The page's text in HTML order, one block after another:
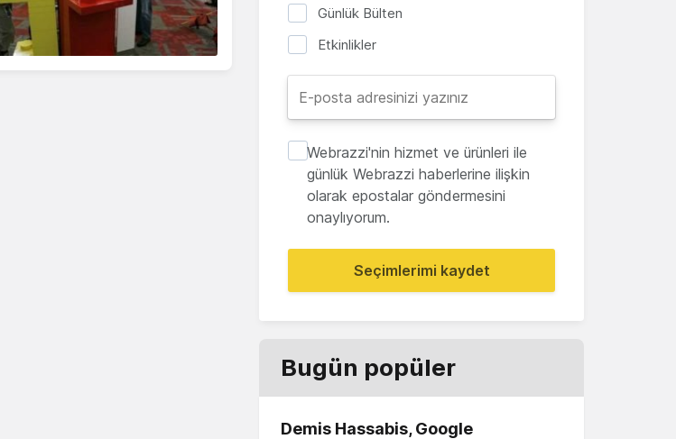
Günlük Bülten
Etkinlikler
Webrazzi'nin hizmet ve ürünleri ile
günlük Webrazzi haberlerine ilişkin
olarak epostalar göndermesini
onaylıyorum.
Seçimlerimi kaydet
Bugün popüler
Demis Hassabis, Google